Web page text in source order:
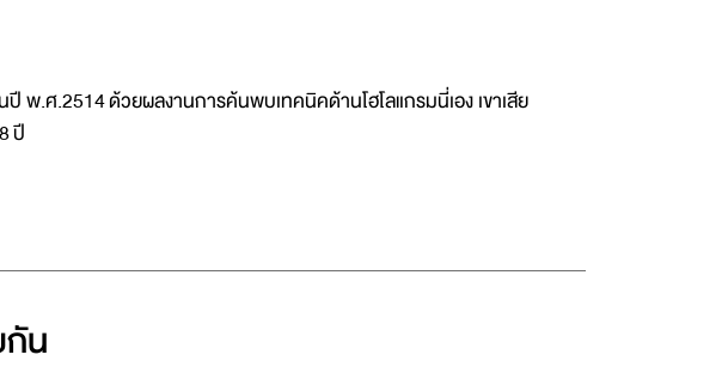
ปี พ.ศ.2514 ด้วยผลงานการค้นพบเทคนิคด้านโฮโลแกรมนี่เอง เขาเสีย
ปี
น